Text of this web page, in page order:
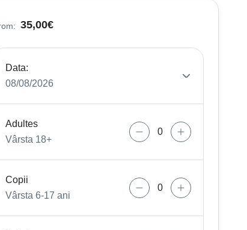
35,00€
Data:
08/08/2026
Adultes
Vârsta 18+
Copii
Vârsta 6-17 ani